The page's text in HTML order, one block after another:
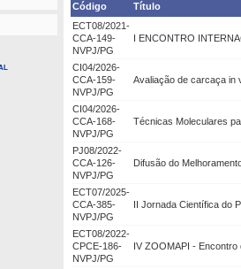
Código
Título
ECT08/2021-
CCA-149-
NVPJ/PG
I ENCONTRO
CI04/2026-
CCA-159-
NVPJ/PG
Avaliação de carcaça in
CI04/2026-
CCA-168-
NVPJ/PG
Técnicas Moleculares
PJ08/2022-
CCA-126-
NVPJ/PG
Difusão do
ECT07/2025-
CCA-385-
NVPJ/PG
II Jornada Científica do
ECT08/2022-
CPCE-186-
NVPJ/PG
IV ZOOMAPI -